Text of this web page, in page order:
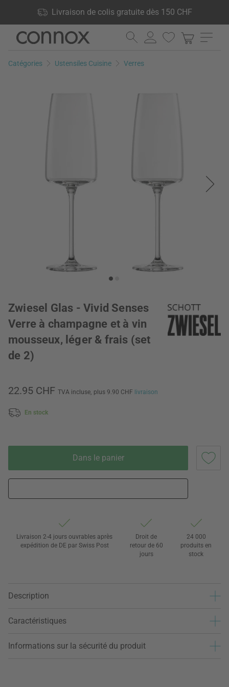
Livraison de colis gratuite dès 150 CHF
produits en stock, Droit de retour de 60 jours
Aller
contenu
Aller
la
Catégories Ustensiles Cuisine Verres
Zwiesel Glas - Vivid Senses
Verre à champagne et à vin
mousseux, léger & frais (set
de 2)
22.95 CHF TVA incluse, plus 9.90 CHF livraison
En stock
Dans le panier
Livraison 2-4 jours ouvrables après
expédition de DE par Swiss Post
Droit de
retour de 60
jours
24 000
produits en
stock
Description
Caractéristiques
Informations sur la sécurité du produit